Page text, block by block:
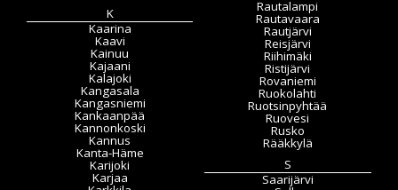
K
Kaarina
Kaavi
Kainuu
Kajaani
Kalajoki
Kangasala
Kangasniemi
Kankaanpää
Kannonkoski
Kannus
Kanta-Häme
Karijoki
Karjaa
Rautalampi
Rautavaara
Rautjärvi
Reisjärvi
Riihimäki
Ristijärvi
Rovaniemi
Ruokolahti
Ruotsinpyhtää
Ruovesi
Rusko
Rääkkylä
S
Saarijärvi